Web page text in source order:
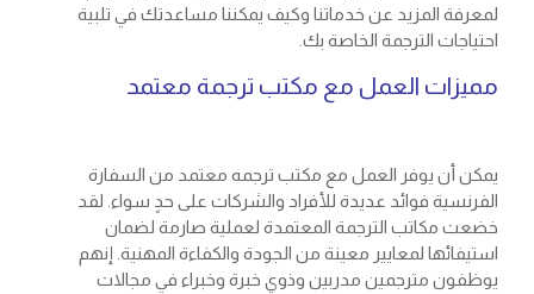
لمعرفة المزيد عن خدماتنا وكيف يمكننا مساعدتك في تلبية
احتياجات الترجمة الخاصة بك.
مميزات العمل مع مكتب ترجمة معتمد
يمكن أن يوفر العمل مع مكتب ترجمه معتمد من السفارة
الفرنسية فوائد عديدة للأفراد والشركات على حدٍ سواء. لقد
خضعت مكاتب الترجمة المعتمدة لعملية صارمة لضمان
استيفائها لمعايير معينة من الجودة والكفاءة المهنية. إنهم
يوظفون مترجمين مدربين وذوي خبرة وخبراء في مجالات